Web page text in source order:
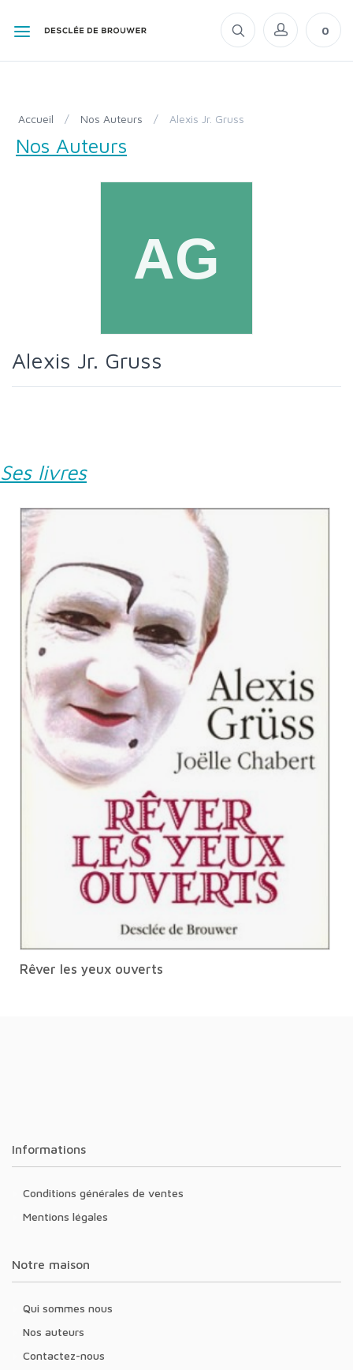
0
Accueil / Nos Auteurs / Alexis Jr. Gruss
Nos Auteurs
Alexis Jr. Gruss
Ses livres
Rêver les yeux ouverts
Informations
Conditions générales de ventes
Mentions légales
Notre maison
Qui sommes nous
Nos auteurs
Contactez-nous